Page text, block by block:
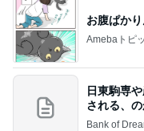
お腹ぱか
Amebaトピ
日東駒専
される、の
Bank of